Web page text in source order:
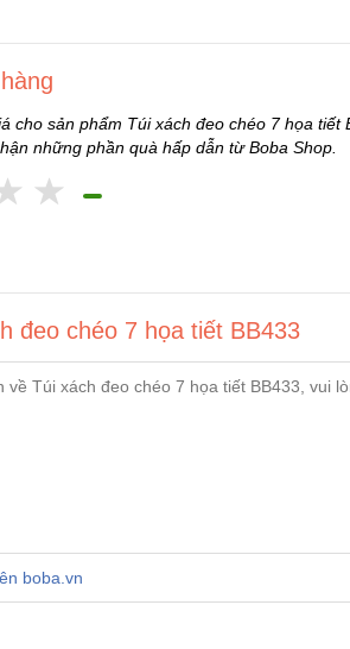
cho sản phẩm Túi xách đeo chéo 7 họa tiết
những phần quà hấp dẫn từ Boba Shop.
đeo chéo 7 họa tiết BB433
boba.vn